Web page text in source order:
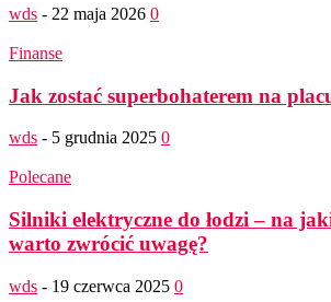
wds - 22 maja 2026 0
Finanse
Jak zostać superbohaterem na
wds - 5 grudnia 2025 0
Polecane
Silniki elektryczne do łodzi – na
warto zwrócić uwagę?
wds - 19 czerwca 2025 0